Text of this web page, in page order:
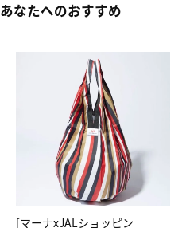
あなたへのおすすめ
[マーナxJALショッピン